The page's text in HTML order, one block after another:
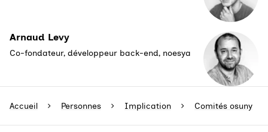
Arnaud Levy
Co-fondateur, développeur back-end, noesya
Accueil Personnes Implication Comités osuny